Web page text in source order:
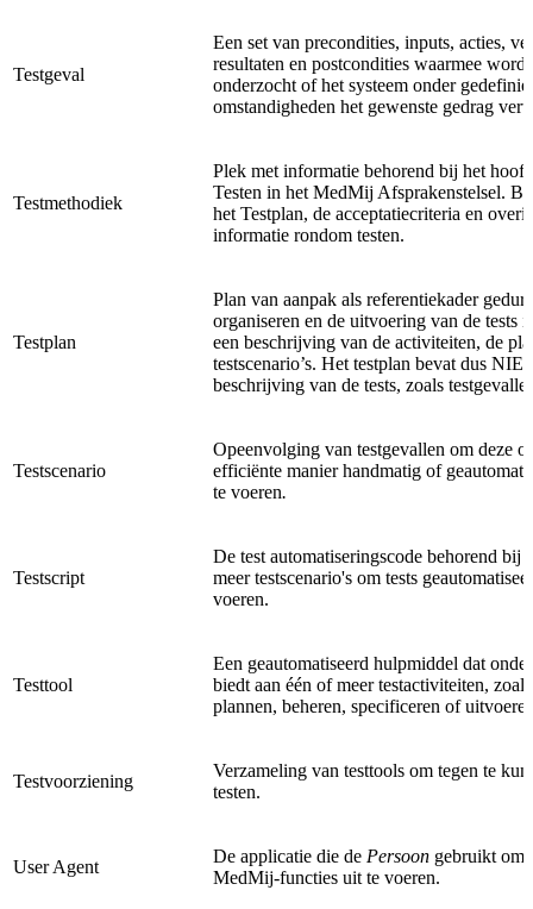
Testgeval
Een set van precondities, inputs, acties,
resultaten en postcondities waarmee wordt
onderzocht of het systeem onder
omstandigheden het gewenste gedrag
Testmethodiek
Plek met informatie behorend bij het
Testen in het MedMij Afsprakenstelsel.
het Testplan, de acceptatiecriteria en
informatie rondom testen.
Testplan
Plan van aanpak als referentiekader
organiseren en de uitvoering van de tests
een beschrijving van de activiteiten, de
testscenario’s. Het testplan bevat dus
beschrijving van de tests, zoals
Testscenario
Opeenvolging van testgevallen om deze
efficiënte manier handmatig of
te voeren.
Testscript
De test automatiseringscode behorend bij
meer testscenario's om tests
voeren.
Testtool
Een geautomatiseerd hulpmiddel dat
biedt aan één of meer testactiviteiten, zoals
plannen, beheren, specificeren of
Testvoorziening
Verzameling van testtools om tegen te
testen.
User Agent
De applicatie die de Persoon gebruikt om
MedMij-functies uit te voeren.